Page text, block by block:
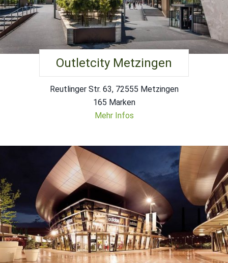
Outletcity Metzingen
Reutlinger Str. 63, 72555 Metzingen
165 Marken
Mehr Infos